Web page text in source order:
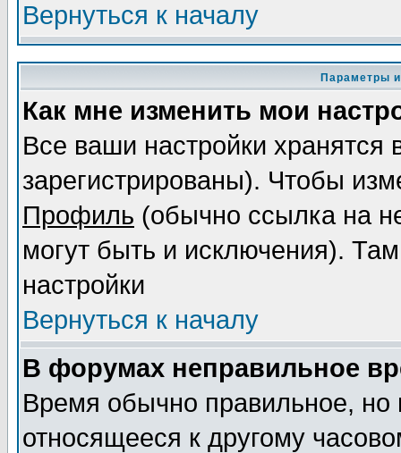
Вернуться к началу
Параметры
Как мне изменить мои
Все ваши настройки
зарегистрированы). Чтобы
Профиль (обычно ссылка на
могут быть и исключения).
настройки
Вернуться к началу
В форумах неправильное
Время обычно правильное,
относящееся к другому